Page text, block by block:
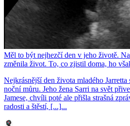
Měl to být nejhezčí den v jeho životě.
změnila život. To, co zjistil doma, ho
Nejkrásnější den života mladého
noční můru. Jeho žena Sarri na svět
Jamese, chvíli poté ale přišla strašná
radosti a štěstí, [...]...